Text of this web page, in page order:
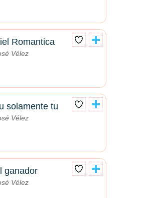
Romantica
Vélez
solamente tu
Vélez
ganador
Vélez